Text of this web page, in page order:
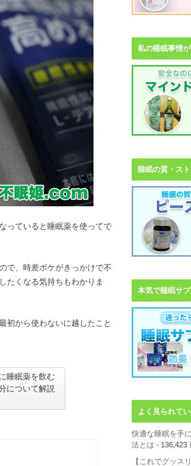
っていると睡眠薬を使ってで
で、時差ボケがきっかけで不
たくなる気持ちもわかりま
初から使わないに越したこと
睡眠薬を飲む
について解説
私の睡眠事情
睡眠の質・ス
本気で睡眠サ
よく見られて
快適な睡眠を手
法とは - 136,423
【これでグッス